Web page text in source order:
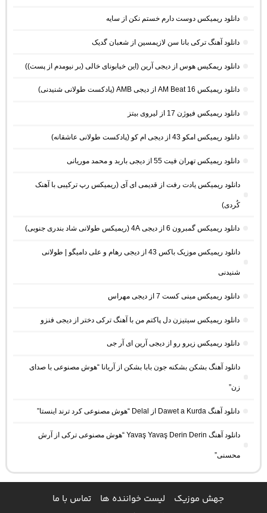
دانلود ریمیکس دوست دارم خستم نکن از سایه
دانلود آهنگ ترکی بانا سن لازیمسین از شعبان گدیک
دانلود ریمکیس هوس از دیجی آرین (این خیابونای خالی (بر نیومدم از پست))
دانلود ریمیکس AM Beat 16 از دیجی AMB (پادکست طولانی شنیدنی)
دانلود ریمیکس فیوژن 17 از لیروی بیتز
دانلود ریمیکس امکو 43 از دیجی ام کو (پادکست طولانی عاشقانه)
دانلود ریمیکس تهران فیت 55 از دیجی باربد و محمد موریانی
دانلود ریمیکس یادت رفت از قدیمی ای آی (ریمیکس رپ ترکیبی با آهنک
کُردی)
دانلود ریمیکس گمبرون 6 از دیجی 4A (ریمیکس طولانی شاد بندری جنوبی)
دانلود ریمیکس موزیک باکس 43 از دیجی رهام و علی دامیگو | طولانی
شنیدنی
دانلود ریمیکس مینی کست 7 از دیجی مهراس
دانلود ریمیکس سیتیزن دل پاکتم من با آهنگ ترکی دختر از دیجی فنزو
دانلود ریمیکس زیرو رو از دیجی آرین ای آر جی
دانلود آهنگ بشکن بشکنه جون بابا بشکن از آریانا “هوش مصنوعی با صدای
زن”
دانلود آهنگ Dawet a Kurda از Delal “هوش مصنوعی کرد ترند اینستا”
دانلود آهنگ Yavaş Yavaş Derin Derin “هوش مصنوعی ترکی از آرش
محسنی”
جهش موزیک لیست خواننده ها
تماس با ما